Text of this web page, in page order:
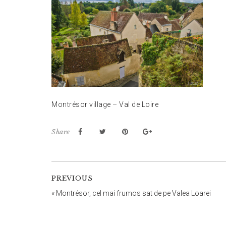
Montrésor village – Val de Loire
Share
PREVIOUS
« Montrésor, cel mai frumos sat de pe Valea Loarei